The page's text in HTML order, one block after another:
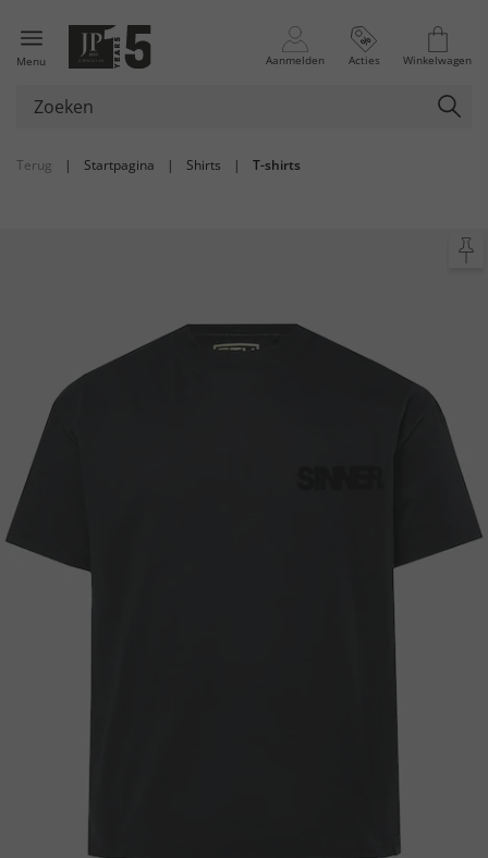
Menu Aanmelden Acties Winkelwagen
Terug | Startpagina | Shirts | T-shirts